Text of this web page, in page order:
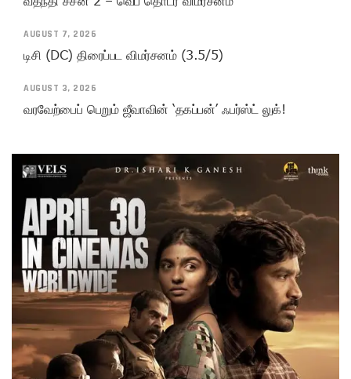
AUGUST 7, 2026
டிசி (DC) திரைப்பட விமர்சனம் (3.5/5)
AUGUST 3, 2026
வரவேற்பைப் பெறும் ஜீவாவின் ‘தகப்பன்’ ஃபர்ஸ்ட் லுக்!